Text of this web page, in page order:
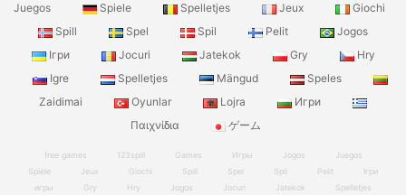
Juegos
Spiele Spelletjes Jeux
Giochi
Spill
Spel Spil Pelit
Jogos
Ігри
Jocuri Jatekok Gry
Hry
Igre
Spelletjes Mängud
Speles
Zaidimai
Oyunlar Lojra
Игри
Παιχνίδια
ゲーム
free games 123spill Games Игры Jogos
Juegos
Spiele
Jeux Giochi Spill Spel Spil Pelit
Ігри
игры
Gry Hry Jogos Jocuri Jatekok
Spelletjes